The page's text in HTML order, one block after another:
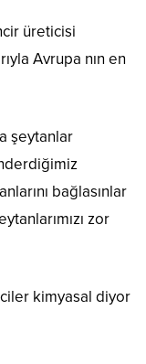
üreticisi
Avrupa nın en
şeytanlar
bağlasınlar
zor
kimyasal diyor